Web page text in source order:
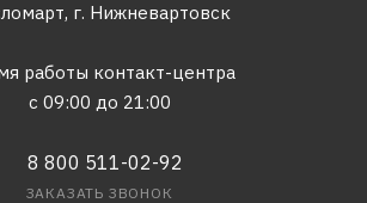
г. Нижневартовск
работы контакт-центра
с 09:00 до 21:00
8 800 511-02-92
ЗАКАЗАТЬ ЗВОНОК